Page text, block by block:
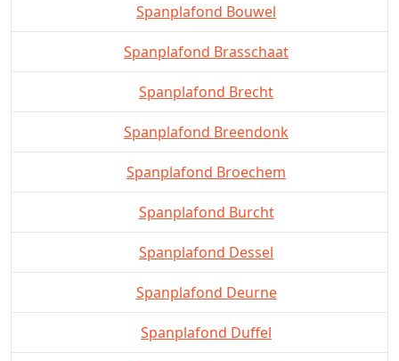
Spanplafond Bouwel
Spanplafond Brasschaat
Spanplafond Brecht
Spanplafond Breendonk
Spanplafond Broechem
Spanplafond Burcht
Spanplafond Dessel
Spanplafond Deurne
Spanplafond Duffel